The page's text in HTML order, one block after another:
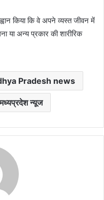
किया कि वे अपने व्यस्त जीवन में
या अन्य प्रकार की शारीरिक
Pradesh news
न्यूज